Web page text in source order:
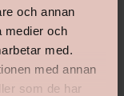
och annan
medier och
med.
med annan
som de har
kr